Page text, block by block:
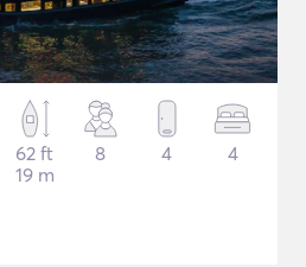
62 ft
19 m
8 4 4